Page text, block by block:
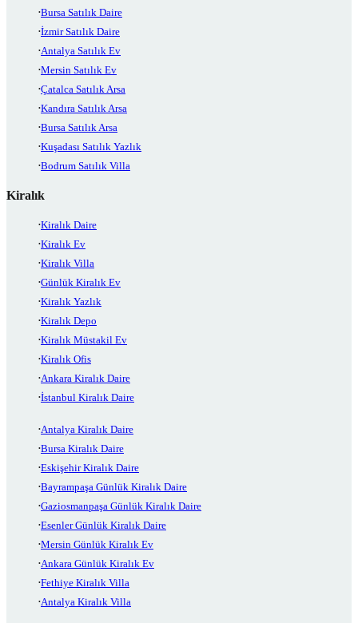
Bursa Satılık Daire
İzmir Satılık Daire
Antalya Satılık Ev
Mersin Satılık Ev
Çatalca Satılık Arsa
Kandıra Satılık Arsa
Bursa Satılık Arsa
Kuşadası Satılık Yazlık
Bodrum Satılık Villa
Kiralık
Kiralık Daire
Kiralık Ev
Kiralık Villa
Günlük Kiralık Ev
Kiralık Yazlık
Kiralık Depo
Kiralık Müstakil Ev
Kiralık Ofis
Ankara Kiralık Daire
İstanbul Kiralık Daire
Antalya Kiralık Daire
Bursa Kiralık Daire
Eskişehir Kiralık Daire
Bayrampaşa Günlük Kiralık Daire
Gaziosmanpaşa Günlük Kiralık Daire
Esenler Günlük Kiralık Daire
Mersin Günlük Kiralık Ev
Ankara Günlük Kiralık Ev
Fethiye Kiralık Villa
Antalya Kiralık Villa